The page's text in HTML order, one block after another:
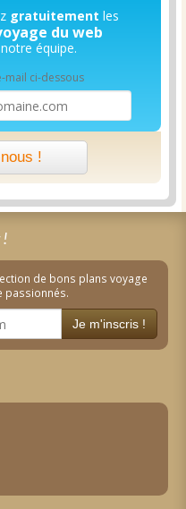
gratuitement les
du web
équipe.
mail ci-dessous
!
!
de bons plans voyage
passionnés.
Je m'inscris !